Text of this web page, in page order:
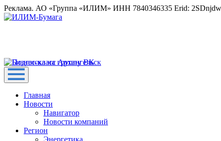
Реклама. АО «Группа «ИЛИМ» ИНН 7840346335 Erid:
Главная
Новости
Навигатор
Новости компаний
Регион
Энергетика